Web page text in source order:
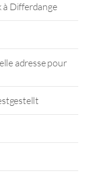
Differdange
adresse pour